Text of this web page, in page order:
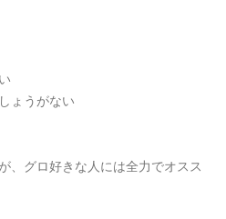
ょうがない
、グロ好きな人には全力でオスス